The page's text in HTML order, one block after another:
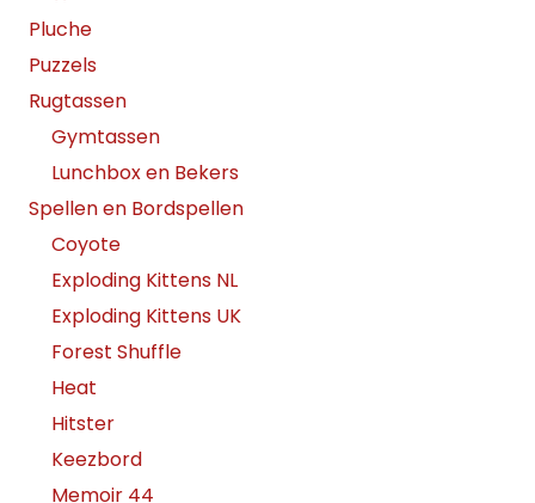
Pluche
Puzzels
Rugtassen
Gymtassen
Lunchbox en Bekers
Spellen en Bordspellen
Coyote
Exploding Kittens NL
Exploding Kittens UK
Forest Shuffle
Heat
Hitster
Keezbord
Memoir 44